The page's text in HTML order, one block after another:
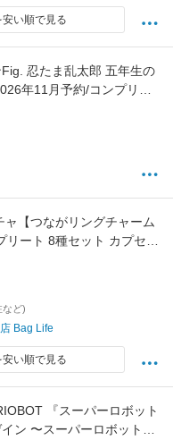
安い順で見る
Fig. 忍たま乱太郎 五年生の
年11月予約/コンプリー
【つながリングチャーム
リート 8種セット カプセル
など)
Bag Life
安い順で見る
『スーパーロボット
ン 〜スーパーロボット大